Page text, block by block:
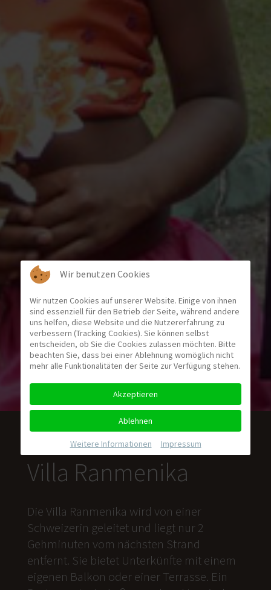
Villa Ranmenika
Die Villa Ranmenika wird von einer
Schweizerin geleitet und liegt nur 2
Gehminuten vom nächsten Strand
entfernt. Sie bietet Unterkünfte mit einem
eigenen Balkon oder einer Terrasse. Ein
Wir benutzen Cookies
Wir nutzen Cookies auf unserer Website. Einige von ihnen
sind essenziell für den Betrieb der Seite, während andere
uns helfen, diese Website und die Nutzererfahrung zu
verbessern (Tracking Cookies). Sie können selbst
entscheiden, ob Sie die Cookies zulassen möchten. Bitte
beachten Sie, dass bei einer Ablehnung womöglich nicht
mehr alle Funktionalitäten der Seite zur Verfügung stehen.
Akzeptieren
Ablehnen
Weitere Informationen Impressum